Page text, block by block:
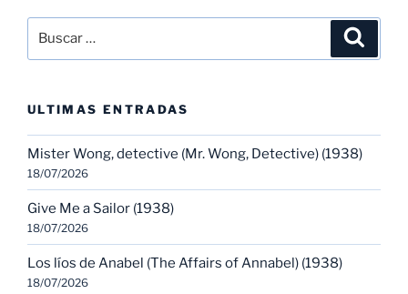
por:
ULTIMAS ENTRADAS
Mister Wong, detective (Mr. Wong, Detective) (1938)
18/07/2026
Give Me a Sailor (1938)
18/07/2026
Los líos de Anabel (The Affairs of Annabel) (1938)
18/07/2026